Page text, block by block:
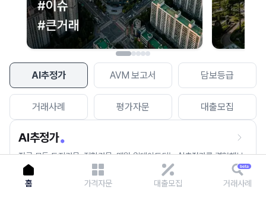
AI추정가 AVM 보고서 담보등급
거래사례 평가자문 대출모집
AI추정가
전국 모든 토지건물, 집합건물, 매월 업데이트되는 AI추정가를 경험해보
세요.
홈 가격자문 대출모집 거래사례